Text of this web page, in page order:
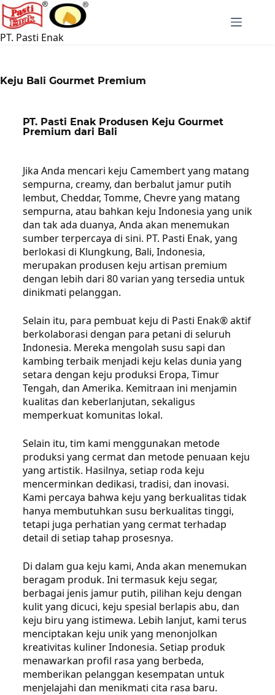
PT. Pasti Enak
Keju Bali Gourmet Premium
PT. Pasti Enak Produsen Keju Gourmet
Premium dari Bali
Jika Anda mencari keju Camembert yang matang
sempurna, creamy, dan berbalut jamur putih
lembut, Cheddar, Tomme, Chevre yang matang
sempurna, atau bahkan keju Indonesia yang unik
dan tak ada duanya, Anda akan menemukan
sumber terpercaya di sini. PT. Pasti Enak, yang
berlokasi di Klungkung, Bali, Indonesia,
merupakan produsen keju artisan premium
dengan lebih dari 80 varian yang tersedia untuk
dinikmati pelanggan.
Selain itu, para pembuat keju di Pasti Enak® aktif
berkolaborasi dengan para petani di seluruh
Indonesia. Mereka mengolah susu sapi dan
kambing terbaik menjadi keju kelas dunia yang
setara dengan keju produksi Eropa, Timur
Tengah, dan Amerika. Kemitraan ini menjamin
kualitas dan keberlanjutan, sekaligus
memperkuat komunitas lokal.
Selain itu, tim kami menggunakan metode
produksi yang cermat dan metode penuaan keju
yang artistik. Hasilnya, setiap roda keju
mencerminkan dedikasi, tradisi, dan inovasi.
Kami percaya bahwa keju yang berkualitas tidak
hanya membutuhkan susu berkualitas tinggi,
tetapi juga perhatian yang cermat terhadap
detail di setiap tahap prosesnya.
Di dalam gua keju kami, Anda akan menemukan
beragam produk. Ini termasuk keju segar,
berbagai jenis jamur putih, pilihan keju dengan
kulit yang dicuci, keju spesial berlapis abu, dan
keju biru yang istimewa. Lebih lanjut, kami terus
menciptakan keju unik yang menonjolkan
kreativitas kuliner Indonesia. Setiap produk
menawarkan profil rasa yang berbeda,
memberikan pelanggan kesempatan untuk
menjelajahi dan menikmati cita rasa baru.